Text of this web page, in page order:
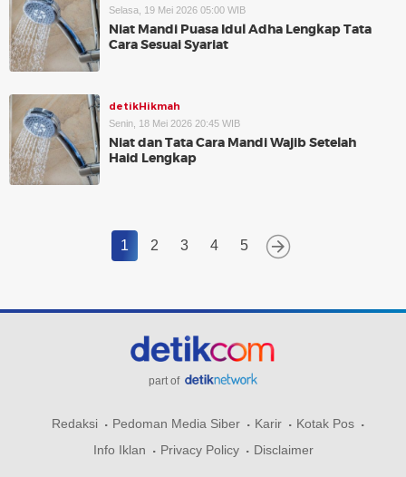
Selasa, 19 Mei 2026 05:00 WIB
Niat Mandi Puasa Idul Adha Lengkap Tata
Cara Sesuai Syariat
detikHikmah
Senin, 18 Mei 2026 20:45 WIB
Niat dan Tata Cara Mandi Wajib Setelah
Haid Lengkap
1 2 3 4 5
part of
Redaksi Pedoman Media Siber Karir
Kotak Pos
Info Iklan
Privacy Policy Disclaimer